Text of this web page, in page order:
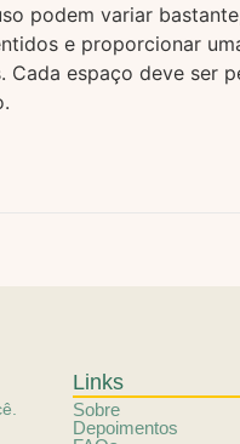
podem variar
e proporcionar
espaço deve
Links
Sobre
Depoimentos